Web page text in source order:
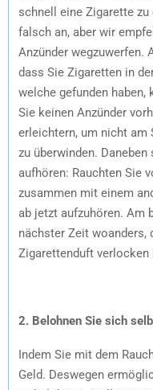
schnell eine Zigarette
falsch an, aber wir
Anzünder wegzuwerfen.
dass Sie Zigaretten in
welche gefunden haben,
Sie keinen Anzünder
erleichtern, um nicht am
zu überwinden.
aufhören: Rauchten Sie
zusammen mit einem
ab jetzt aufzuhören. Am
nächster Zeit woanders,
Zigarettenduft verlocken
2. Belohnen Sie sich
Indem Sie mit dem
Geld. Deswegen